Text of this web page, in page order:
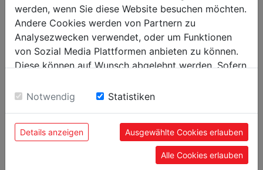
net weight in kg 118
gross weight in kg
packaging
packaging width in mm
packaging length in mm 1.100
werden, wenn Sie diese Website besuchen möchten.
Andere Cookies werden von Partnern zu
Analysezwecken verwendet, oder um Funktionen
von Sozial Media Plattformen anbieten zu können.
Diese können auf Wunsch abgelehnt werden. Sofern
Einwilligung zu unseren Cookies.
Notwendig Statistiken
Details anzeigen Ausgewählte Cookies erlauben
Alle Cookies erlauben